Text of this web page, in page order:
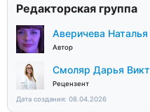
Редакторская группа
Аверичева
Автор
Смоляр Дарья
Рецензент
Дата создания: 08.04.2026